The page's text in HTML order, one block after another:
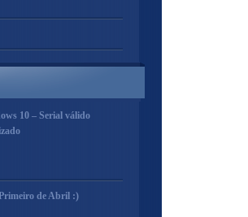
10 – Serial válido
de Abril :)